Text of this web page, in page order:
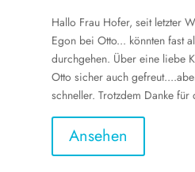
Hallo Frau Hofer, seit letzter
Egon bei Otto... könnten fast
durchgehen. Über eine liebe
Otto sicher auch
schneller. Trotzdem Danke
Ansehen